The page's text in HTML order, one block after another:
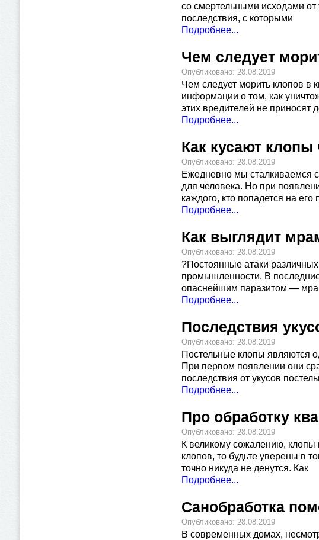
со смертельными исходами от
последствия, с которыми
Подробнее...
Чем следует
Опубликовано: 28.08.2019
Чем следует морить клопов в
информации о том, как
этих вредителей не приносят
Подробнее...
Как кусают клопы
Опубликовано: 28.08.2019
Ежедневно мы сталкиваемся
для человека. Но при
каждого, кто попадется на его
Подробнее...
Как выглядит
Опубликовано: 28.08.2019
?Постоянные атаки
промышленности. В
опаснейшим паразитом —
Подробнее...
Последствия
Опубликовано: 28.08.2019
Постельные клопы являются
При первом появлении они
последствия от укусов
Подробнее...
Про обработку
Опубликовано: 28.08.2019
К великому сожалению,
клопов, то будьте уверены в
точно никуда не денутся. Как
Подробнее...
Санобработка
Опубликовано: 28.08.2019
В современных домах,